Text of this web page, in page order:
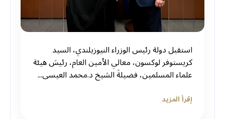
استقبل دولة رئيس الوزراء النيوزيلندي، السيد
كريستوفر لوكسون، معالي الأمين العام، رئيسَ هيئة
علماء المسلمين، فضيلةَ الشيخ د.⁧‫محمد العيسى...
إقرأ المزيد